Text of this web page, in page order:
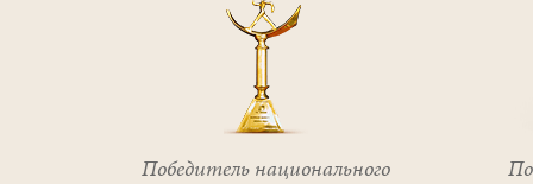
Победитель национального